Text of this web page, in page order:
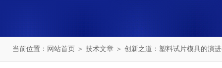
当前位置： 网站首页 ＞ 技术文章 ＞ 创新之道：塑料试片模具的演